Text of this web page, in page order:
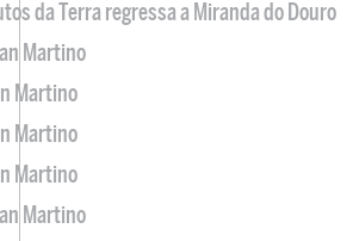
da Terra regressa a Miranda do Douro
Martino
Martino
Martino
Martino
Martino